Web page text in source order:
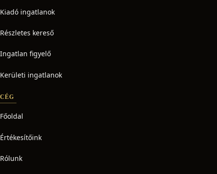
Kiadó ingatlanok
Részletes kereső
Ingatlan figyelő
Kerületi ingatlanok
CÉG
Főoldal
Értékesítőink
Rólunk